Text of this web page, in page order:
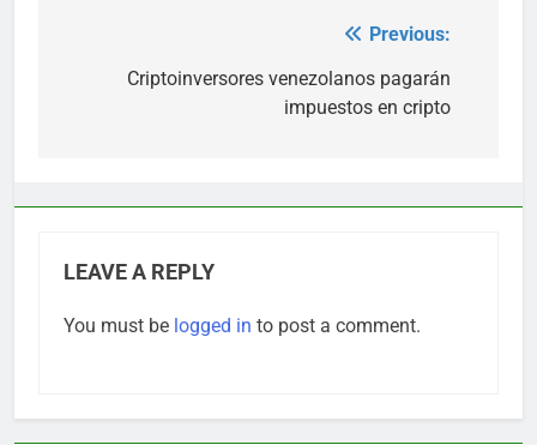
navigation
Previous:
Criptoinversores venezolanos pagarán
impuestos en cripto
LEAVE A REPLY
You must be logged in to post a comment.